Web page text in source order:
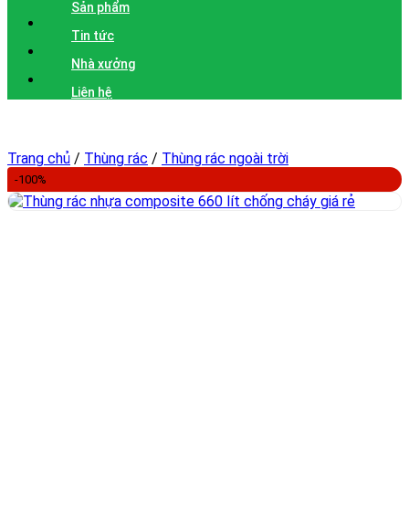
Sản phẩm
Tin tức
Nhà xưởng
Liên hệ
Trang chủ / Thùng rác / Thùng rác ngoài trời
-100%